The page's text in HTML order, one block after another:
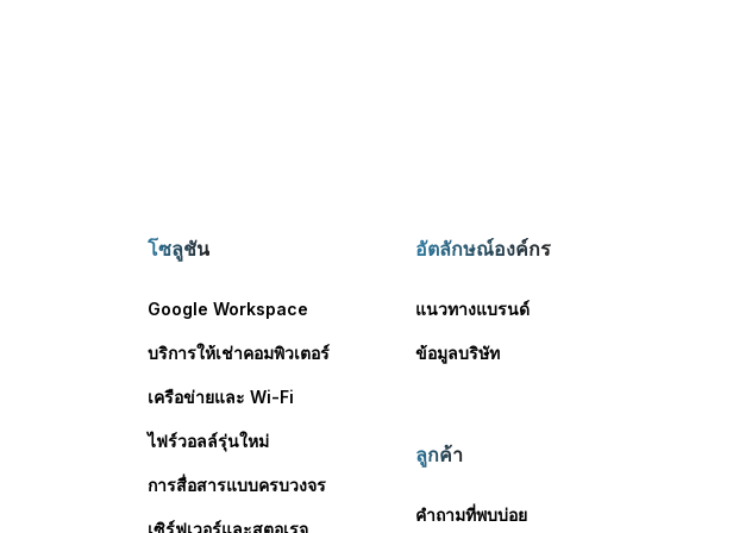
โซลูชัน
Google Workspace
บริการให้เช่าคอมพิวเตอร์
เครือข่ายและ Wi-Fi
ไฟร์วอลล์รุ่นใหม่
การสื่อสารแบบครบวงจร
อัตลักษณ์องค์กร
แนวทางแบรนด์
ข้อมูลบริษัท
ลูกค้า
คำถามที่พบบ่อย